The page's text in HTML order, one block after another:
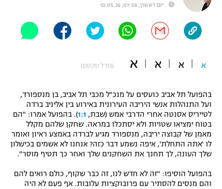
משתתפים וזוכים בפרסים
תקנון משתתפים וזוכים בפרסים
תקנון עבור פעילות אלקטרה
תקנון עבור פעילות ספורט 1 – "מרלן"
תנאי שימוש
מדיניות פרטיות
תקנון פעילות ספורט 1
ספורט מוטורי
כדורמים
פוטבול אמריקאי NFL
ספורט אתגרי ואקסטרים
אומנויות לחימה
גיימינג E-Sports
יום ראשון, 07:58, 10.05.26
א א א א (גודל טקסט)
בהפועל תל אביב כועסים על מנכ"ל מכבי תל אביב, בן מנספורד,
ועל התנהלות אנשי היריבה העירונית באירוע בין אליניב ברדה
לטייריס אסנטה אחרי הדרבי אמש (שבת, 1:1). בהפועל אמרו: "הם
בטוח ימציאו שטויות ולא יסתכלו במראה. שחקן שלהם מקלל
מאמן של קבוצה יריבה, מנספורד מגיע לברדה באמצע ראיון ואומר
לו 'אתה התחלת', איפה נשמע דבר כזה? אנחנו לא אשמים בכישלון
שלך העונה, לך תחנך את השחקנים שלך ואחר כך תטיף מוסר".
בהפועל הוסיפו: "זה לא חדש לנו, זה כבר שקוף, כולם רואים להם
והם מנסים להסתיר עם פרובוקציות עלובות. אף פעם לא היה